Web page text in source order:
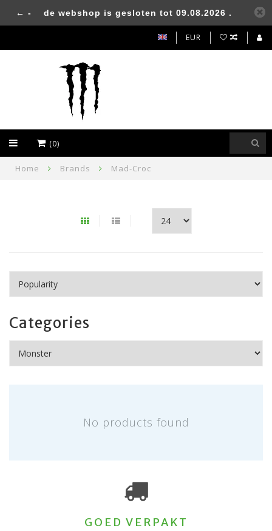
EUR
(0)
Home Brands Mad-Croc
Categories
No products found
← - de webshop is gesloten tot 09.08.2026 .
GOED VERPAKT